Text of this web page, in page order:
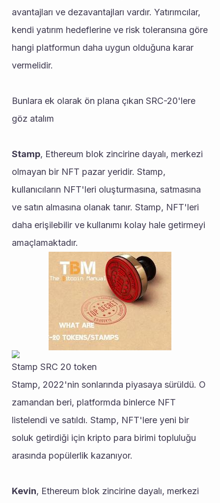
avantajları ve dezavantajları vardır. Yatırımcılar,
kendi yatırım hedeflerine ve risk toleransına göre
hangi platformun daha uygun olduğuna karar
vermelidir.
Bunlara ek olarak ön plana çıkan SRC-20'lere
göz atalım
Stamp, Ethereum blok zincirine dayalı, merkezi
olmayan bir NFT pazar yeridir. Stamp,
kullanıcıların NFT'leri oluşturmasına, satmasına
ve satın almasına olanak tanır. Stamp, NFT'leri
daha erişilebilir ve kullanımı kolay hale getirmeyi
amaçlamaktadır.
Stamp SRC 20 token
Stamp, 2022'nin sonlarında piyasaya sürüldü. O
zamandan beri, platformda binlerce NFT
listelendi ve satıldı. Stamp, NFT'lere yeni bir
soluk getirdiği için kripto para birimi topluluğu
arasında popülerlik kazanıyor.
Kevin, Ethereum blok zincirine dayalı, merkezi